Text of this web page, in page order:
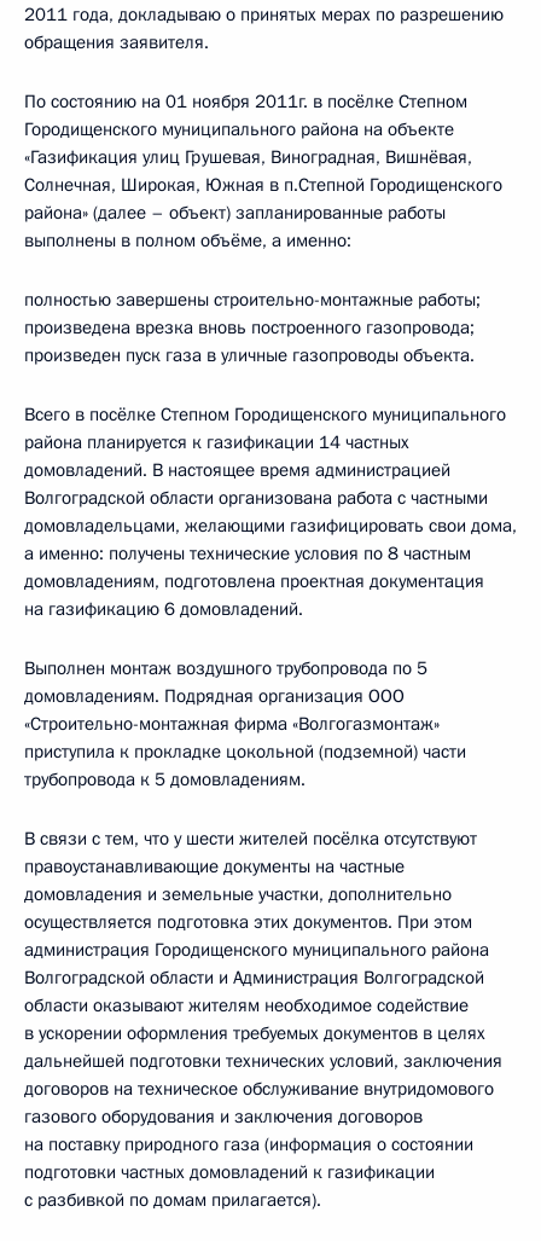
2011 года, докладываю о принятых мерах по разрешению
обращения заявителя.
По состоянию на 01 ноября 2011г. в посёлке Степном
Городищенского муниципального района на объекте
«Газификация улиц Грушевая, Виноградная, Вишнёвая,
Солнечная, Широкая, Южная в п.Степной Городищенского
района» (далее – объект) запланированные работы
выполнены в полном объёме, а именно:
полностью завершены строительно-монтажные работы;
произведена врезка вновь построенного газопровода;
произведен пуск газа в уличные газопроводы объекта.
Всего в посёлке Степном Городищенского муниципального
района планируется к газификации 14 частных
домовладений. В настоящее время администрацией
Волгоградской области организована работа с частными
домовладельцами, желающими газифицировать свои дома,
а именно: получены технические условия по 8 частным
домовладениям, подготовлена проектная документация
на газификацию 6 домовладений.
Выполнен монтаж воздушного трубопровода по 5
домовладениям. Подрядная организация ООО
«Строительно-монтажная фирма «Волгогазмонтаж»
приступила к прокладке цокольной (подземной) части
трубопровода к 5 домовладениям.
В связи с тем, что у шести жителей посёлка отсутствуют
правоустанавливающие документы на частные
домовладения и земельные участки, дополнительно
осуществляется подготовка этих документов. При этом
администрация Городищенского муниципального района
Волгоградской области и Администрация Волгоградской
области оказывают жителям необходимое содействие
в ускорении оформления требуемых документов в целях
дальнейшей подготовки технических условий, заключения
договоров на техническое обслуживание внутридомового
газового оборудования и заключения договоров
на поставку природного газа (информация о состоянии
подготовки частных домовладений к газификации
с разбивкой по домам прилагается).